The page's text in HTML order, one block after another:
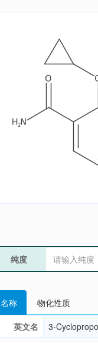
纯度
名称
物化性质
英文名
3-